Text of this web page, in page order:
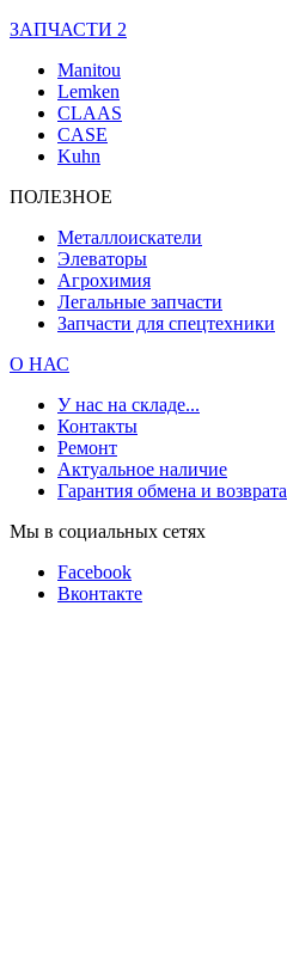
ЗАПЧАСТИ 2
Manitou
Lemken
CLAAS
CASE
Kuhn
ПОЛЕЗНОЕ
Металлоискатели
Элеваторы
Агрохимия
Легальные запчасти
Запчасти для спецтехники
О НАС
У нас на складе...
Контакты
Ремонт
Актуальное наличие
Гарантия обмена и возврата
Мы в социальных сетях
Facebook
Вконтакте